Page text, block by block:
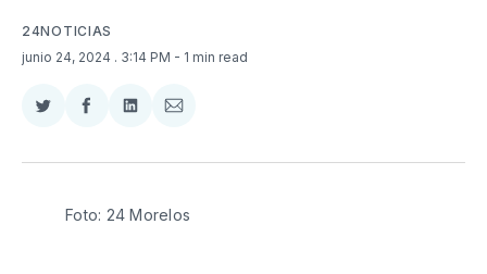
24NOTICIAS
junio 24, 2024 . 3:14 PM - 1 min read
Compartir
Twitter
Compartir
Facebook
Compartir
LinkedIn
Compartir
Email
Foto: 24 Morelos